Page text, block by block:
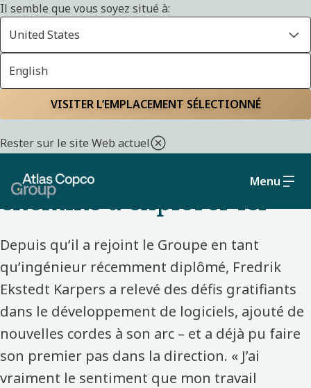
Il semble que vous soyez situé à:
United States
English
VISITER L’EMPLACEMENT SÉLECTIONNÉ
Rester sur le site Web actuel
Menu
Accueil Découvrez nos collègues
« Il y a beaucoup de
chemins à explorer ici »
Depuis qu’il a rejoint le Groupe en tant
qu’ingénieur récemment diplômé, Fredrik
Ekstedt Karpers a relevé des défis gratifiants
dans le développement de logiciels, ajouté de
nouvelles cordes à son arc – et a déjà pu faire
son premier pas dans la direction. « J’ai
vraiment le sentiment que mon travail